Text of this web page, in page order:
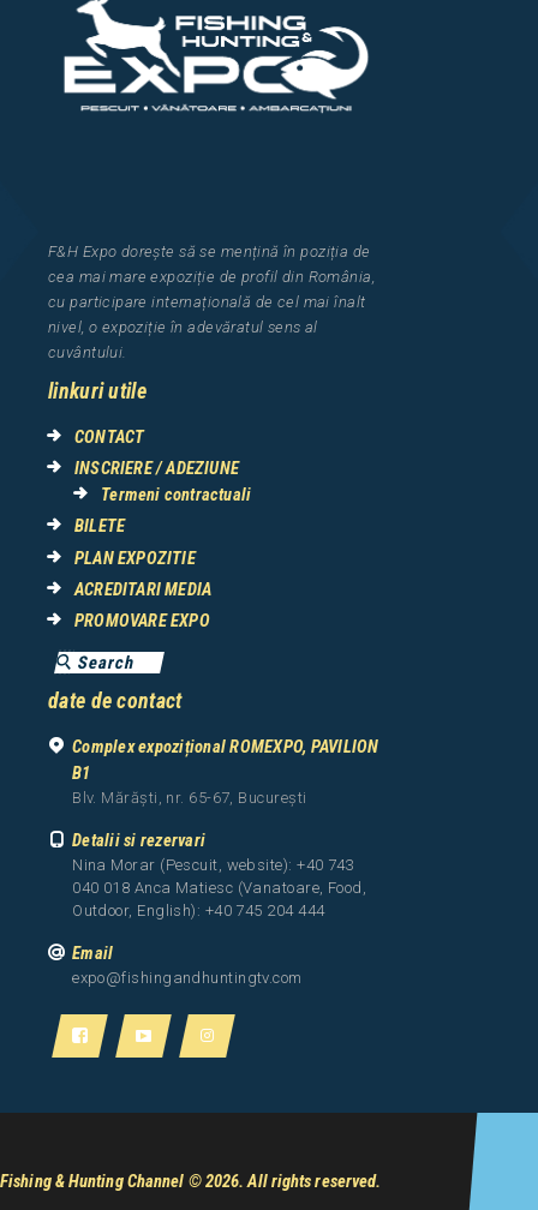
F&H Expo dorește să se mențină în poziția de
cea mai mare expoziție de profil din România,
cu participare internațională de cel maiînalt
nivel, o expoziție în adevăratul sens al
cuvântului.
linkuri utile
CONTACT
INSCRIERE / ADEZIUNE
Termeni contractuali
BILETE
PLAN EXPOZITIE
ACREDITARI MEDIA
PROMOVARE EXPO
date de contact
Complex expozițional ROMEXPO, PAVILION
B1
Blv. Mărăști, nr. 65-67, București
Detalii si rezervari
Nina Morar (Pescuit, website): +40 743
040 018 Anca Matiesc (Vanatoare, Food,
Outdoor, English): +40 745 204 444
Email
expo@fishingandhuntingtv.com
Fishing & Hunting Channel © 2026. All rights reserved.